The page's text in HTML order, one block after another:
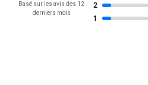
Basé sur les avis des 12
derniers mois
2
1